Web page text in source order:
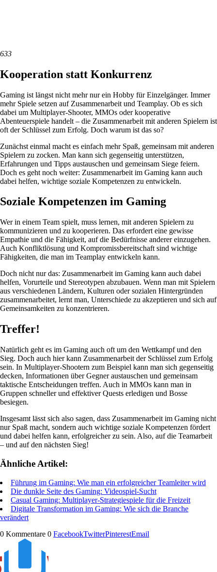
633
Kooperation statt Konkurrenz
Gaming ist längst nicht mehr nur ein Hobby für Einzelgänger. Immer
mehr Spiele setzen auf Zusammenarbeit und Teamplay. Ob es sich
dabei um Multiplayer-Shooter, MMOs oder kooperative
Abenteuerspiele handelt – die Zusammenarbeit mit anderen Spielern ist
oft der Schlüssel zum Erfolg. Doch warum ist das so?
Zunächst einmal macht es einfach mehr Spaß, gemeinsam mit anderen
Spielern zu zocken. Man kann sich gegenseitig unterstützen,
Erfahrungen und Tipps austauschen und gemeinsam Siege feiern.
Doch es geht noch weiter: Zusammenarbeit im Gaming kann auch
dabei helfen, wichtige soziale Kompetenzen zu entwickeln.
Soziale Kompetenzen im Gaming
Wer in einem Team spielt, muss lernen, mit anderen Spielern zu
kommunizieren und zu kooperieren. Das erfordert eine gewisse
Empathie und die Fähigkeit, auf die Bedürfnisse anderer einzugehen.
Auch Konfliktlösung und Kompromissbereitschaft sind wichtige
Fähigkeiten, die man im Teamplay entwickeln kann.
Doch nicht nur das: Zusammenarbeit im Gaming kann auch dabei
helfen, Vorurteile und Stereotypen abzubauen. Wenn man mit Spielern
aus verschiedenen Ländern, Kulturen oder sozialen Hintergründen
zusammenarbeitet, lernt man, Unterschiede zu akzeptieren und sich auf
Gemeinsamkeiten zu konzentrieren.
Treffer!
Natürlich geht es im Gaming auch oft um den Wettkampf und den
Sieg. Doch auch hier kann Zusammenarbeit der Schlüssel zum Erfolg
sein. In Multiplayer-Shootern zum Beispiel kann man sich gegenseitig
decken, Informationen über Gegner austauschen und gemeinsam
taktische Entscheidungen treffen. Auch in MMOs kann man in
Gruppen schneller und effektiver Quests erledigen und Bosse
besiegen.
Insgesamt lässt sich also sagen, dass Zusammenarbeit im Gaming nicht
nur Spaß macht, sondern auch wichtige soziale Kompetenzen fördert
und dabei helfen kann, erfolgreicher zu sein. Also, auf die Teamarbeit
– und auf den nächsten Sieg!
Ähnliche Artikel:
Führung im Gaming: Wie man ein erfolgreicher Teamleiter wird
Die dunkle Seite des Gaming: Videospiel-Sucht
Casual Gaming: Multiplayer-Strategiespiele für die Freizeit
Digitale Transformation im Gaming: Wie sich die Branche
verändert
0 Kommentare 0 FacebookTwitterPinterestEmail